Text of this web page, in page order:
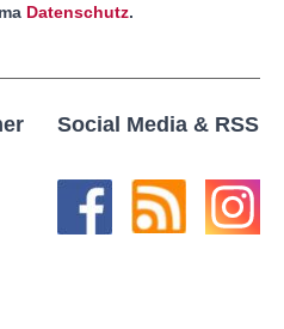
Datenschutz.
Social Media & RSS